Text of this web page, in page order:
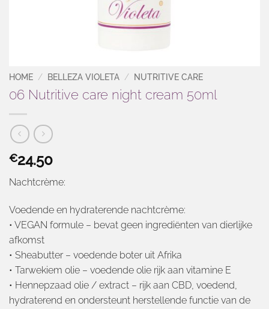
HOME / BELLEZA VIOLETA / NUTRITIVE CARE
06 Nutritive care night cream 50ml
€24.50
Nachtcrème:
Voedende en hydraterende nachtcrème:
• VEGAN formule – bevat geen ingrediënten van dierlijke
afkomst
• Sheabutter – voedende boter uit Afrika
• Tarwekiem olie – voedende olie rijk aan vitamine E
• Hennepzaad olie / extract – rijk aan CBD, voedend,
hydraterend en ondersteunt herstellende functie van de